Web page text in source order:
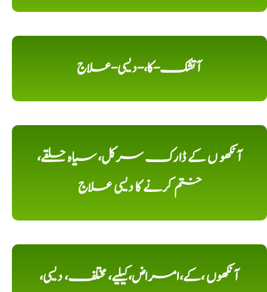
آتشک-کا،-دیسی-علاج
آنکھو ں کے ڈارک سرکل، سیاہ حلقے،
ختم کرنے کا دیسی علاج
آنکھوں ،کے،امراض،کیلیے، مختلف، دیسی،